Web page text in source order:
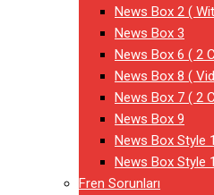
News Box 2 (
News Box 3
News Box 6 ( 2
News Box 8 (
News Box 7 ( 2
News Box 9
News Box Style
News Box Style
Fren Sorunları